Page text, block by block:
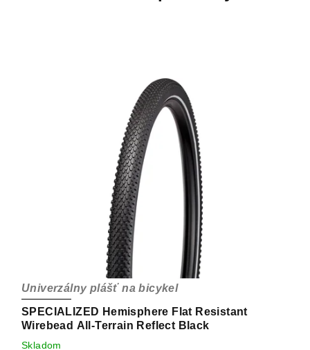
SPECIALIZED Hemisphere Flat Resistant
Wirebead All-Terrain Reflect Black
Univerzálny plášť na bicykel
Skladom